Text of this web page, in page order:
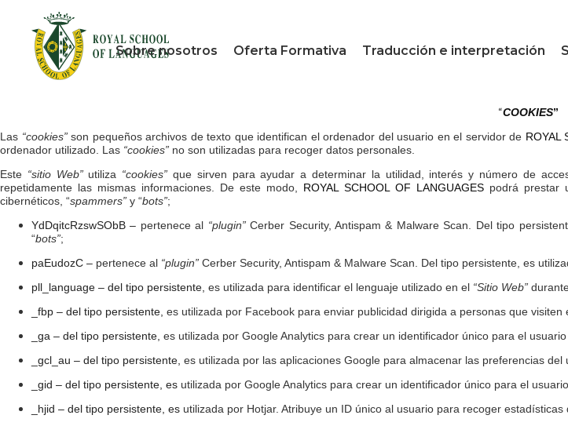
Sobre nosotros Oferta Formativa Traducción e interpretación
“COOKIES”
Las “cookies”son pequeños archivos de texto que identifican el ordenador del usuario en el servidor de ROYAL
ordenador utilizado. Las “cookies” no son utilizadas para recoger datos personales.
Este “sitio Web”utiliza “cookies” que sirven para ayudar a determinar la utilidad, interés y número de
repetidamente las mismas informaciones. De este modo, ROYAL SCHOOL OF LANGUAGES podrá prestar
cibernéticos, “spammers” y “bots”;
YdDqitcRzswSObB – pertenece al “plugin”Cerber Security, Antispam & Malware Scan. Del tipo
“bots”;
paEudozC – pertenece al “plugin” Cerber Security, Antispam & Malware Scan. Del tipo persistente, es
pll_language – del tipo persistente, es utilizada para identificar el lenguaje utilizado en el “Sitio Web”
_fbp – del tipo persistente, es utilizada por Facebook para enviar publicidad dirigida a personas que visiten
_ga – del tipo persistente, es utilizada por Google Analytics para crear un identificador único para el
_gcl_au – del tipo persistente, es utilizada por las aplicaciones Google para almacenar las preferencias del
_gid – del tipo persistente, es utilizada por Google Analytics para crear un identificador único para el
_hjid – del tipo persistente, es utilizada por Hotjar. Atribuye un ID único al usuario para recoger estadísticas